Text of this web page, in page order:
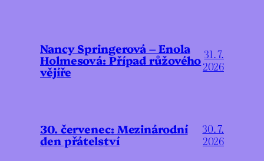
Nancy Springerová – Enola
Holmesová: Případ růžového
vějíře
31. 7.
2026
30. červenec: Mezinárodní
den přátelství
30. 7.
2026